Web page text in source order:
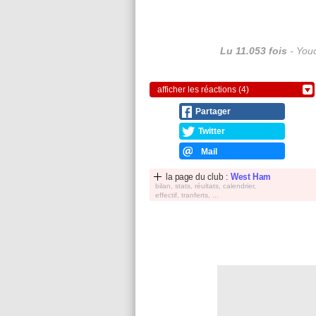
Lu 11.053 fois -
afficher les réactions (4)
Partager
Twitter
Mail
la page du club : West Ham
bilan, stats, réultats, calendrier,
effectif, tranferts, ...